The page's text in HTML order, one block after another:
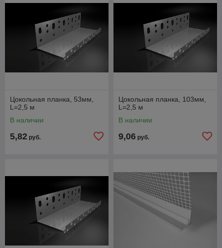
Цокольная планка, 53мм,
L=2,5 м
В наличии
5,82 руб.
Цокольная планка, 103мм,
L=2,5 м
В наличии
9,06 руб.